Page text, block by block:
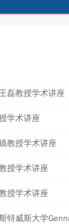
磊教授学术讲座
学术讲座
教授学术讲座
授学术讲座
授学术讲座
特威斯大学​